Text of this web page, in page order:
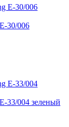
30/006
33/004 зеленый